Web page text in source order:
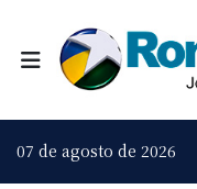
07 de agosto de 2026